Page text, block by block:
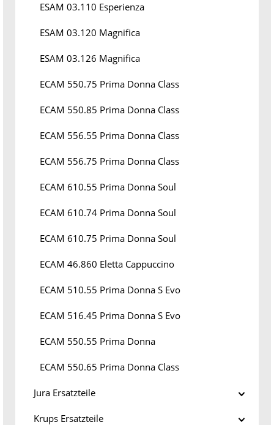
ESAM 03.110 Esperienza
ESAM 03.120 Magnifica
ESAM 03.126 Magnifica
ECAM 550.75 Prima Donna Class
ECAM 550.85 Prima Donna Class
ECAM 556.55 Prima Donna Class
ECAM 556.75 Prima Donna Class
ECAM 610.55 Prima Donna Soul
ECAM 610.74 Prima Donna Soul
ECAM 610.75 Prima Donna Soul
ECAM 46.860 Eletta Cappuccino
ECAM 510.55 Prima Donna S Evo
ECAM 516.45 Prima Donna S Evo
ECAM 550.55 Prima Donna
ECAM 550.65 Prima Donna Class
Jura Ersatzteile
Krups Ersatzteile